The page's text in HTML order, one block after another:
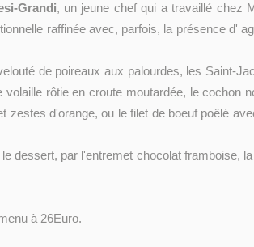
Grandi, un jeune chef qui a travaillé chez
raffinée avec, parfois, la présence d'
de poireaux aux palourdes, les Saint-
rôtie en croute moutardée, le cochon
zestes d'orange, ou le filet de boeuf poêlé
dessert, par l'entremet chocolat framboise,
à 26Euro.